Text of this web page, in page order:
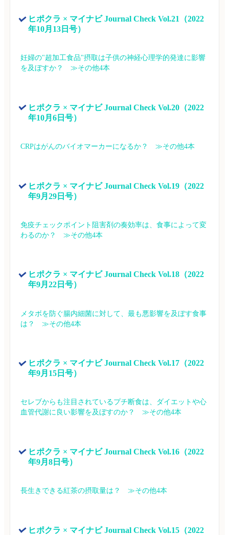
ヒポクラ × マイナビ Journal Check Vol.21（2022
年10月13日号）
妊婦の"超加工食品"摂取は子供の神経心理学的発達に影響
を及ぼすか？　≫その他4本
ヒポクラ × マイナビ Journal Check Vol.20（2022
年10月6日号）
CRPはがんのバイオマーカーになるか？　≫その他4本
ヒポクラ × マイナビ Journal Check Vol.19（2022
年9月29日号）
免疫チェックポイント阻害剤の奏効率は、食事によって変
わるのか？　≫その他4本
ヒポクラ × マイナビ Journal Check Vol.18（2022
年9月22日号）
メタボを防ぐ腸内細菌に対して、最も悪影響を及ぼす食事
は？　≫その他4本
ヒポクラ × マイナビ Journal Check Vol.17（2022
年9月15日号）
セレブからも注目されているプチ断食は、ダイエットや心
血管代謝に良い影響を及ぼすのか？　≫その他4本
ヒポクラ × マイナビ Journal Check Vol.16（2022
年9月8日号）
長生きできる紅茶の摂取量は？　≫その他4本
ヒポクラ × マイナビ Journal Check Vol.15（2022